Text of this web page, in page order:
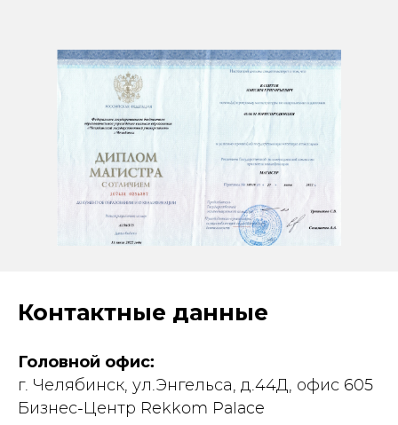
Контактные данные
Головной офис:
г. Челябинск, ул.Энгельса, д.44Д, офис 605
Бизнес-Центр Rekkom Palace